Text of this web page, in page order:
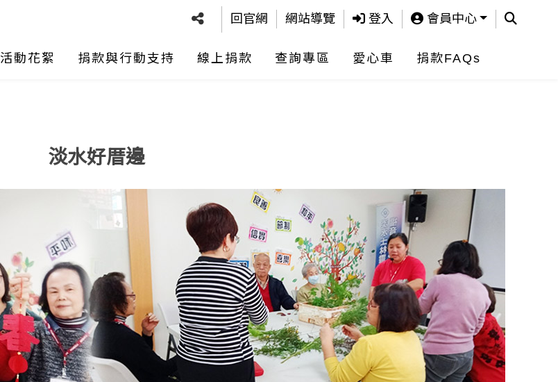
回官網 網站導覽 登入 會員中心 查詢
活動花絮 捐款與行動支持 線上捐款 查詢專區 愛心車 捐款FAQs
淡水好厝邊